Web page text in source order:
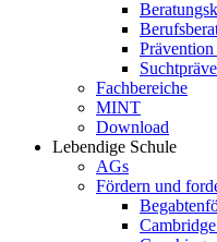
Fachbereiche
MINT
Download
Lebendige Schule
AGs
Fördern und